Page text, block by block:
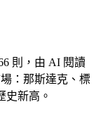
則，由 AI 閱讀
：那斯達克、標
史新高。